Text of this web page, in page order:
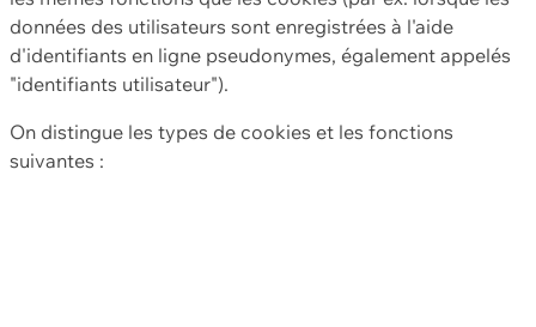
données des utilisateurs sont enregistrées à l'aide
d'identifiants en ligne pseudonymes, également appelés
"identifiants utilisateur").
On distingue les types de cookies et les fonctions
suivantes :